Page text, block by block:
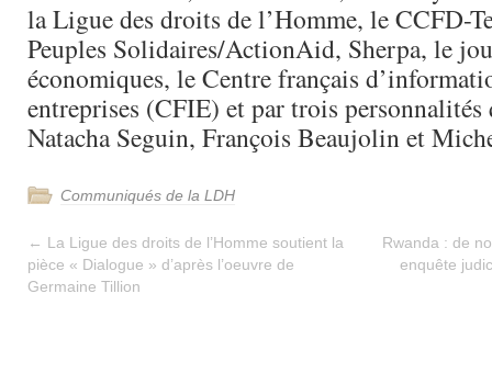
la Ligue des droits de l’Homme, le CCFD-
Peuples Solidaires/ActionAid, Sherpa, le
économiques, le Centre français
entreprises (CFIE) et par trois
Natacha Seguin, François Beaujolin et
Communiqués de la LDH
← La Ligue des droits de l’Homme soutient la
pièce « Dialogue » d’après l’oeuvre de
Germaine Tillion
Rwanda : de
enquête